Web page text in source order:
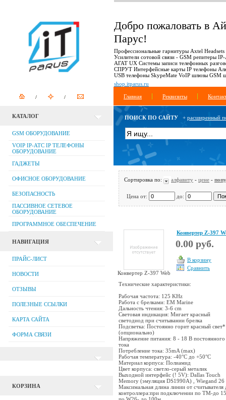
Добро пожаловать в
Парус!
Профессиональные гарнитуры Axtel Headsets
Усилители сотовой связи - GSM репитеры
АГАТ UX Системы записи телефонных
СПРУТ Интерфейсные карты IP телефоны
USB телефоны SkypeMate VoIP шлюзы GSM
shop.itparus.ru
Главная Реквизиты
КАТАЛОГ
GSM ОБОРУДОВАНИЕ
VOIP IP-АТС IP ТЕЛЕФОНЫ
ОБОРУДОВАНИЕ
ГАДЖЕТЫ
ОФИСНОЕ ОБОРУДОВАНИЕ
БЕЗОПАСНОСТЬ
ПАССИВНОЕ СЕТЕВОЕ
ОБОРУДОВАНИЕ
ПРОГРАММНОЕ ОБЕСПЕЧЕНИЕ
НАВИГАЦИЯ
ПРАЙС-ЛИСТ
НОВОСТИ
ОТЗЫВЫ
ПОЛЕЗНЫЕ ССЫЛКИ
КАРТА САЙТА
ФОРМА СВЯЗИ
КОРЗИНА
ПОИСК ПО САЙТУ + расширенный
Сортировка по: алфавиту - цене -
Цена от: до:
Конвертер Z-397 Web
Конвертер Z-397
0.00 руб.
В корзину
Сравнить
Технические характеристики:
Рабочая частота: 125 KHz
Работа с брелками: EM Marine
Дальность чтения: 3-6 cm
Световая индикация: Мигает красный
светодиод при считывании брелка
Подсветка: Постоянно горит красный свет*
(опционально)
Напряжение питания: 8 - 18 В постоянного
тока
Потребление тока: 35mA (max)
Рабочая температура: -40°С до +50°С
Материал корпуса: Полиамид
Цвет корпуса: светло-серый металик
Выходной интерфейс (! 5V): Dallas Touch
Memory (эмуляция DS1990A) , Wiegand 26
Максимальная длина линии от считывателя
контроллера:при подключении по ТМ-до